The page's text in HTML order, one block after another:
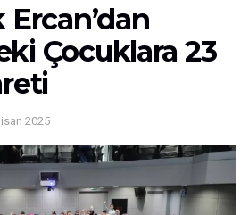
Ercan’dan
Çocuklara 23
2025